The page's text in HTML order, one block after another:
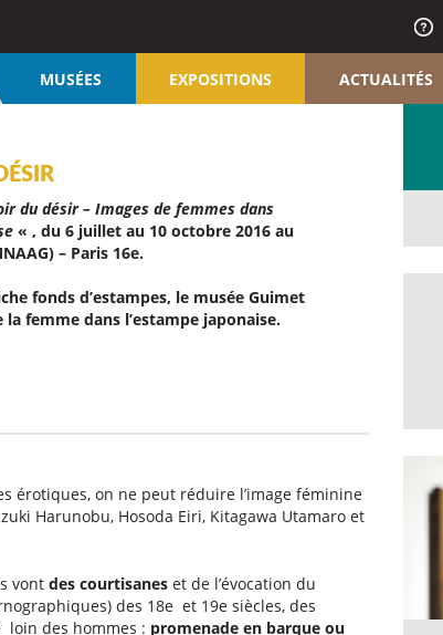
MUSÉES EXPOSITIONS ACTUALITÉS
du désir – Images de femmes dans
« , du 6 juillet au 10 octobre 2016 au
– Paris 16e.
fonds d’estampes, le musée Guimet
la femme dans l’estampe japonaise.
érotiques, on ne peut réduire l’image féminine
Harunobu, Hosoda Eiri, Kitagawa Utamaro et
vont des courtisanes et de l’évocation du
des 18e et 19e siècles, des
loin des hommes : promenade en barque ou